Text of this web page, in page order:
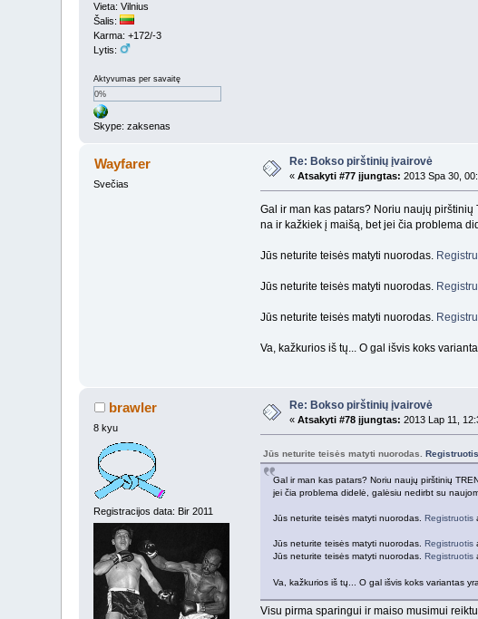
Vieta: Vilnius
Šalis:
Karma: +172/-3
Lytis:
Aktyvumas per savaitę
0%
Skype: zaksenas
Wayfarer
Svečias
Re: Bokso pirštinių įvairovė
«Atsakyti #77 įjungtas: 2013 Spa 30,
Gal ir man kas patars? Noriu naujų
na ir kažkiek į maišą, bet jei čia problema
Jūs neturite teisės matyti nuorodas.
Jūs neturite teisės matyti nuorodas.
Jūs neturite teisės matyti nuorodas.
Va, kažkurios iš tų... O gal išvis koks
brawler
8 kyu
Registracijos data: Bir 2011
Re: Bokso pirštinių įvairovė
«Atsakyti #78 įjungtas: 2013 Lap 11,
Jūs neturite teisės matyti nuorodas. Registruotis
Gal ir man kas patars? Noriu naujų pirštinių
jei čia problema didelė, galėsiu nedirbt su
Jūs neturite teisės matyti nuorodas. Registruotis
Jūs neturite teisės matyti nuorodas. Registruotis
Jūs neturite teisės matyti nuorodas. Registruotis
Va, kažkurios iš tų... O gal išvis koks variantas
Visu pirma sparingui ir maiso musimui